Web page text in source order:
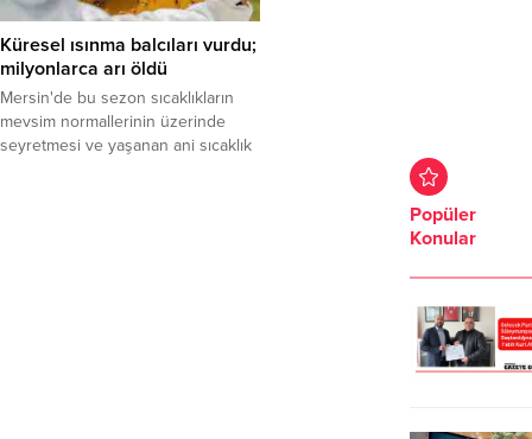
Küresel ısınma balcıları vurdu;
milyonlarca arı öldü
Mersin'de bu sezon sıcaklıkların
mevsim normallerinin üzerinde
seyretmesi ve yaşanan ani sıcaklık
Popüler
Konular